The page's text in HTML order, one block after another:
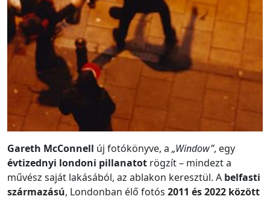
Gareth McConnell új fotókönyve, a „Window”, egy
évtizednyi londoni pillanatot rögzít – mindezt a
művész saját lakásából, az ablakon keresztül. A belfasti
származású, Londonban élő fotós 2011 és 2022 között